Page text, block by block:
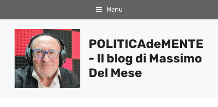
al
contenuto
Menu
POLITICAdeMENTE
- Il blog di Massimo
Del Mese